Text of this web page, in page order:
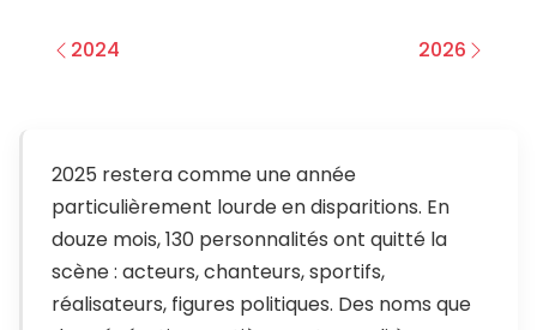
Personnalités d’affaires
3
accident vasculaire cérébral
2024 2026
2025 restera comme une année
particulièrement lourde en disparitions. En
douze mois, 130 personnalités ont quitté la
scène : acteurs, chanteurs, sportifs,
réalisateurs, figures politiques. Des noms que